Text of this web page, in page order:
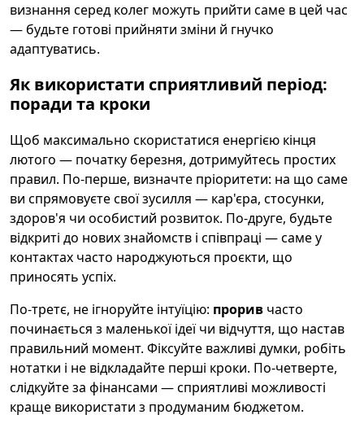
визнання серед колег можуть прийти саме в цей час
— будьте готові прийняти зміни й гнучко
адаптуватись.
Як використати сприятливий період:
поради та кроки
Щоб максимально скористатися енергією кінця
лютого — початку березня, дотримуйтесь простих
правил. По-перше, визначте пріоритети: на що саме
ви спрямовуєте свої зусилля — кар'єра, стосунки,
здоров'я чи особистий розвиток. По-друге, будьте
відкриті до нових знайомств і співпраці — саме у
контактах часто народжуються проєкти, що
приносять успіх.
По-третє, не ігноруйте інтуїцію: прорив часто
починається з маленької ідеї чи відчуття, що настав
правильний момент. Фіксуйте важливі думки, робіть
нотатки і не відкладайтe перші кроки. По-четверте,
слідкуйте за фінансами — сприятливі можливості
краще використати з продуманим бюджетом.